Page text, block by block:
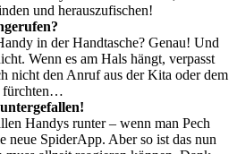
und herauszufischen!
in der Handtasche? Genau! Und
Wenn es am Hals hängt, verpasst
nicht den Anruf aus der Kita oder dem
fürchten…
Handys runter – wenn man Pech
neue SpiderApp. Aber so ist das nun